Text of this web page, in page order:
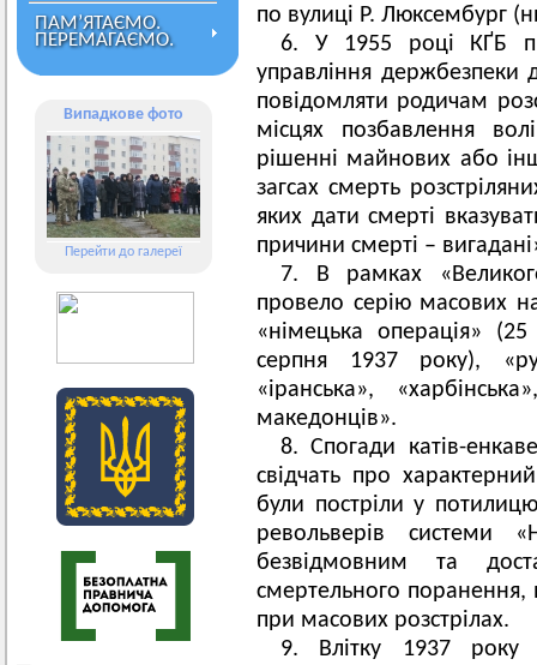
ПАМ’ЯТАЄМО.
ПЕРЕМАГАЄМО.
Випадкове фото
Перейти до галереї
по вулиці Р. Люксембург
6. У 1955 році КҐБ
управління держбезпеки
повідомляти родичам
місцях позбавлення
рішенні майнових або
загсах смерть
яких дати смерті
причини смерті –
7. В рамках
провело серію масових
«німецька операція»
серпня 1937 року),
«іранська»,
македонців».
8. Спогади катів-
свідчать про
були постріли у
револьверів системи
безвідмовним та
смертельного поранення,
при масових розстрілах.
9. Влітку 1937 року